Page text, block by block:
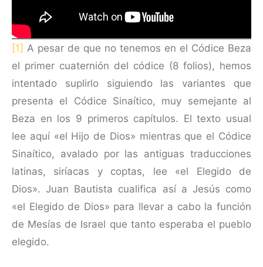
[1] A pesar de que no tenemos en el Códice Beza
el primer cuaternión del códice (8 folios), hemos
intentado suplirlo siguiendo las variantes que
presenta el Códice Sinaítico, muy semejante al
Beza en los 9 primeros capítulos. El texto usual
lee aquí «el Hijo de Dios» mientras que el Códice
Sinaítico, avalado por las antiguas traducciones
latinas, siríacas y coptas, lee «el Elegido de
Dios». Juan Bautista cualifica así a Jesús como
«el Elegido de Dios» para llevar a cabo la función
de Mesías de Israel que tanto esperaba el pueblo
elegido.